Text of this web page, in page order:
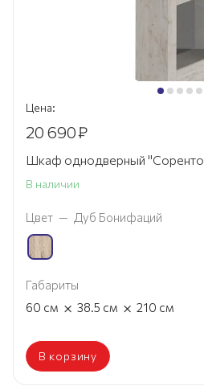
Цена:
20 690₽
Шкаф однодверный
В наличии
Цвет — Дуб Бонифаций
Габариты
60 см × 38.5 см × 210 см
В корзину